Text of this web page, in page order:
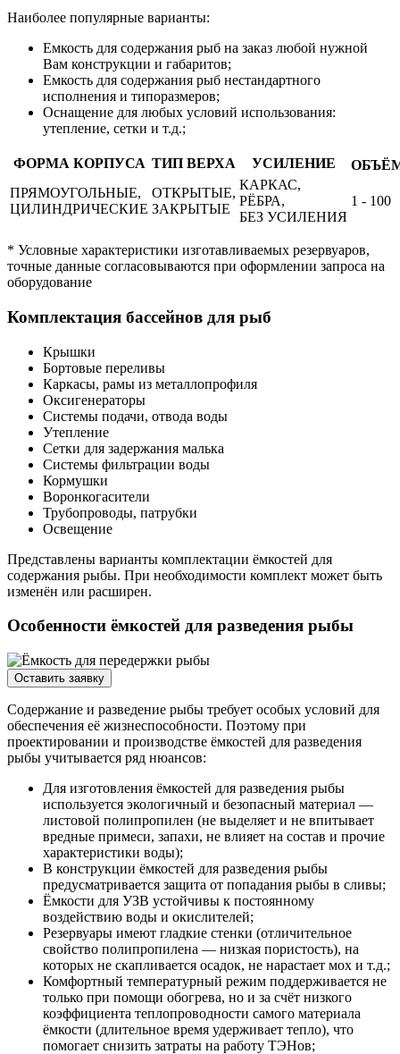
Наиболее популярные варианты:
Емкость для содержания рыб на заказ любой нужной
Вам конструкции и габаритов;
Емкость для содержания рыб нестандартного
исполнения и типоразмеров;
Оснащение для любых условий использования:
утепление, сетки и т.д.;
ФОРМА КОРПУСА ТИП ВЕРХА УСИЛЕНИЕ
ПРЯМОУГОЛЬНЫЕ,
ЦИЛИНДРИЧЕСКИЕ
ОТКРЫТЫЕ,
ЗАКРЫТЫЕ
КАРКАС,
РЁБРА,
БЕЗ УСИЛЕНИЯ
1 - 100
* Условные характеристики изготавливаемых резервуаров,
точные данные согласовываются при оформлении запроса на
оборудование
Комплектация бассейнов для рыб
Крышки
Бортовые переливы
Каркасы, рамы из металлопрофиля
Оксигенераторы
Системы подачи, отвода воды
Утепление
Сетки для задержания малька
Системы фильтрации воды
Кормушки
Воронкогасители
Трубопроводы, патрубки
Освещение
Представлены варианты комплектации ёмкостей для
содержания рыбы. При необходимости комплект может быть
изменён или расширен.
Особенности ёмкостей для разведения рыбы
Оставить заявку
Содержание и разведение рыбы требует особых условий для
обеспечения её жизнеспособности. Поэтому при
проектировании и производстве ёмкостей для разведения
рыбы учитывается ряд нюансов:
Для изготовления ёмкостей для разведения рыбы
используется экологичный и безопасный материал —
листовой полипропилен (не выделяет и не впитывает
вредные примеси, запахи, не влияет на состав и прочие
характеристики воды);
В конструкции ёмкостей для разведения рыбы
предусматривается защита от попадания рыбы в сливы;
Ёмкости для УЗВ устойчивы к постоянному
воздействию воды и окислителей;
Резервуары имеют гладкие стенки (отличительное
свойство полипропилена — низкая пористость), на
которых не скапливается осадок, не нарастает мох и т.д.;
Комфортный температурный режим поддерживается не
только при помощи обогрева, но и за счёт низкого
коэффициента теплопроводности самого материала
ёмкости (длительное время удерживает тепло), что
помогает снизить затраты на работу ТЭНов;